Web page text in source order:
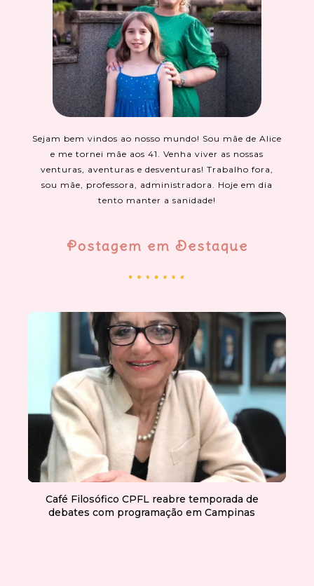
Sejam bem vindos ao nosso mundo! Sou mãe de Alice
e me tornei mãe aos 41. Venha viver as nossas
venturas, aventuras e desventuras! Trabalho fora,
sou mãe, professora, administradora. Hoje em dia
tento manter a sanidade!
Postagem em Destaque
Café Filosófico CPFL reabre temporada de
debates com programação em Campinas